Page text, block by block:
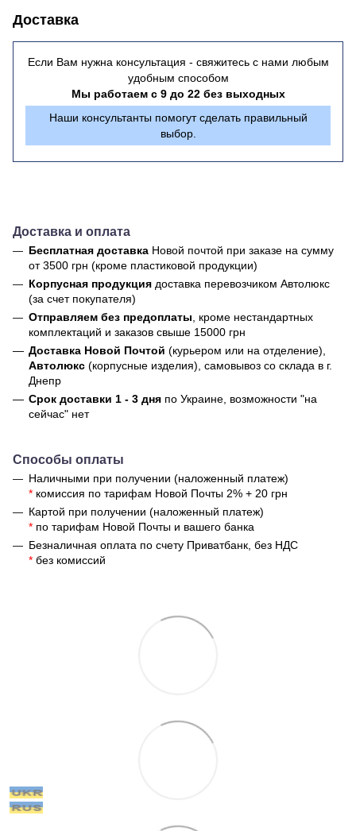
Доставка
Если Вам нужна консультация - свяжитесь с нами любым
удобным способом
Мы работаем с 9 до 22 без выходных
Наши консультанты помогут сделать правильный
выбор.
Доставка и оплата
Бесплатная доставка Новой почтой при заказе на сумму
от 3500 грн (кроме пластиковой продукции)
Корпусная продукция доставка перевозчиком Автолюкс
(за счет покупателя)
Отправляем без предоплаты , кроме нестандартных
комплектаций и заказов свыше 15000 грн
Доставка Новой Почтой (курьером или на отделение),
Автолюкс (корпусные изделия), самовывоз со склада в г.
Днепр
Срок доставки 1 - 3 дня по Украине, возможности "на
сейчас" нет
Способы оплаты
Наличными при получении (наложенный платеж)
* комиссия по тарифам Новой Почты 2% + 20 грн
Картой при получении (наложенный платеж)
* по тарифам Новой Почты и вашего банка
Безналичная оплата по счету Приватбанк, без НДС
* без комиссий